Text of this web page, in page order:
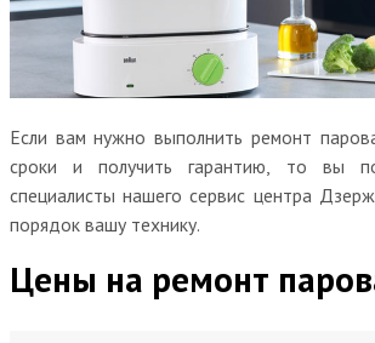
Если вам нужно выполнить ремонт
сроки и получить гарантию, то вы
специалисты нашего сервис центра
порядок вашу технику.
Цены на ремонт